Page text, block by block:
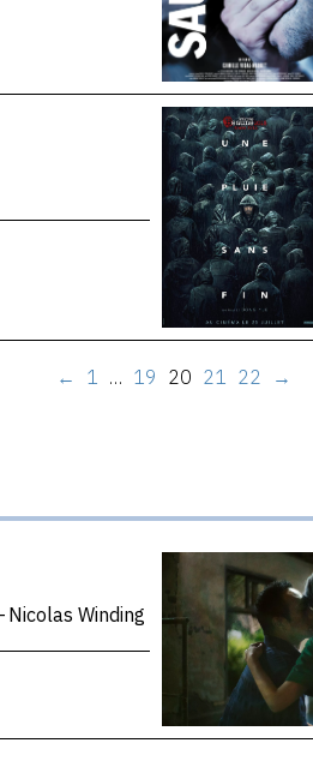
← 1 … 19 20 21 22 →
Nicolas Winding